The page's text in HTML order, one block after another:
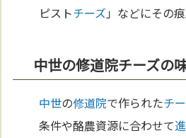
ピストチーズ 」などにその
中世の修道院チーズの
中世の修道院で作られたチ
条件や酪農資源に合わせて